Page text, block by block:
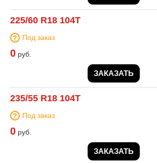
225/60 R18 104T
Под заказ
0 руб.
ЗАКАЗАТЬ
235/55 R18 104T
Под заказ
0 руб.
ЗАКАЗАТЬ